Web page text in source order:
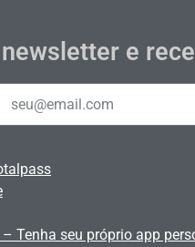
e
Tenha seu próprio app